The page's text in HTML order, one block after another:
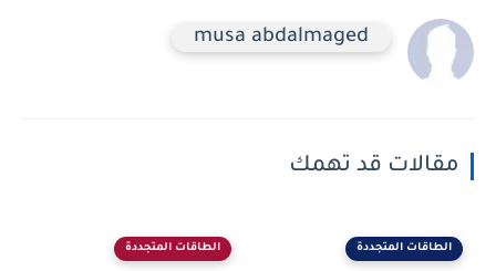
musa abdalmaged
مقالات قد تهمك
الطاقات المتجددة الطاقات المتجددة